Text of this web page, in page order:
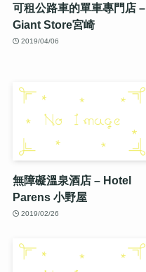
可租公路車的單車專門店 –
Giant Store宮崎
2019/04/06
無障礙溫泉酒店 – Hotel
Parens 小野屋
2019/02/26